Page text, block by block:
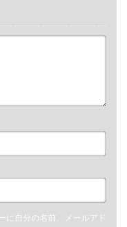
に自分の名前、メールアド